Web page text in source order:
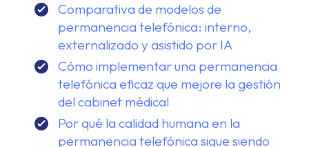
Comparativa de modelos de
permanencia telefónica: interno,
externalizado y asistido por IA
Cómo implementar una permanencia
telefónica eficaz que mejore la gestión
del cabinet médical
Por qué la calidad humana en la
permanencia telefónica sigue siendo